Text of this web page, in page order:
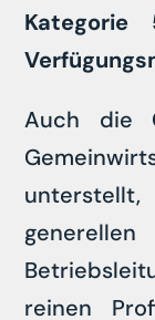
Kategorie
Auch die
reinen